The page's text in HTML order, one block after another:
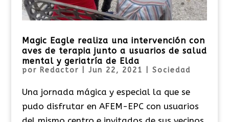
Magic Eagle realiza una intervención con
aves de terapia junto a usuarios de salud
mental y geriatría de Elda
por Redactor Jun 22, 2021 Sociedad
Una jornada mágica y especial la que se
pudo disfrutar en AFEM-EPC con usuarios